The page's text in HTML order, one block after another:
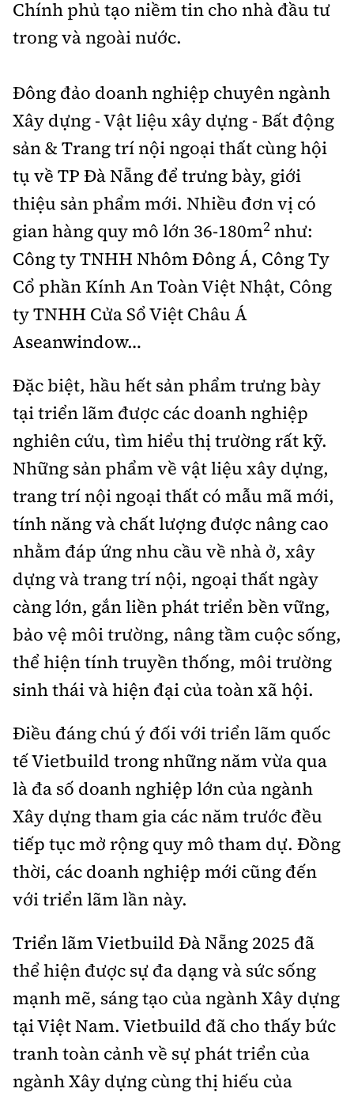
Chính phủ tạo niềm tin cho nhà đầu tư
trong và ngoài nước.
Đông đảo doanh nghiệp chuyên ngành
Xây dựng - Vật liệu xây dựng - Bất động
sản & Trang trí nội ngoại thất cùng hội
tụ về TP Đà Nẵng để trưng bày, giới
thiệu sản phẩm mới. Nhiều đơn vị có
gian hàng quy mô lớn 36-180m2 như:
Công ty TNHH Nhôm Đông Á, Công Ty
Cổ phần Kính An Toàn Việt Nhật, Công
ty TNHH Cửa Sổ Việt Châu Á
Aseanwindow…
Đặc biệt, hầu hết sản phẩm trưng bày
tại triển lãm được các doanh nghiệp
nghiên cứu, tìm hiểu thị trường rất kỹ.
Những sản phẩm về vật liệu xây dựng,
trang trí nội ngoại thất có mẫu mã mới,
tính năng và chất lượng được nâng cao
nhằm đáp ứng nhu cầu về nhà ở, xây
dựng và trang trí nội, ngoại thất ngày
càng lớn, gắn liền phát triển bền vững,
bảo vệ môi trường, nâng tầm cuộc sống,
thể hiện tính truyền thống, môi trường
sinh thái và hiện đại của toàn xã hội.
Điều đáng chú ý đối với triển lãm quốc
tế Vietbuild trong những năm vừa qua
là đa số doanh nghiệp lớn của ngành
Xây dựng tham gia các năm trước đều
tiếp tục mở rộng quy mô tham dự. Đồng
thời, các doanh nghiệp mới cũng đến
với triển lãm lần này.
Triển lãm Vietbuild Đà Nẵng 2025 đã
thể hiện được sự đa dạng và sức sống
mạnh mẽ, sáng tạo của ngành Xây dựng
tại Việt Nam. Vietbuild đã cho thấy bức
tranh toàn cảnh về sự phát triển của
ngành Xây dựng cùng thị hiếu của